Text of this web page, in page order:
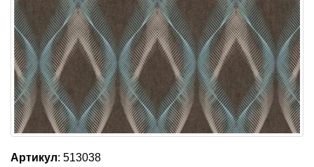
Артикул: 513038